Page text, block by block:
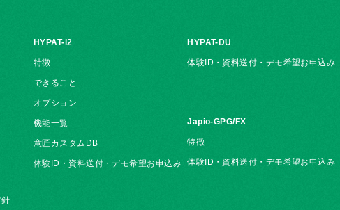
HYPAT-i2
特徴
できること
オプション
機能一覧
意匠カスタムDB
体験ID・資料送付・デモ希望お申込み
HYPAT-DU
体験ID・資料送付・デモ希望お申込み
Japio-GPG/FX
特徴
体験ID・資料送付・デモ希望お申込み